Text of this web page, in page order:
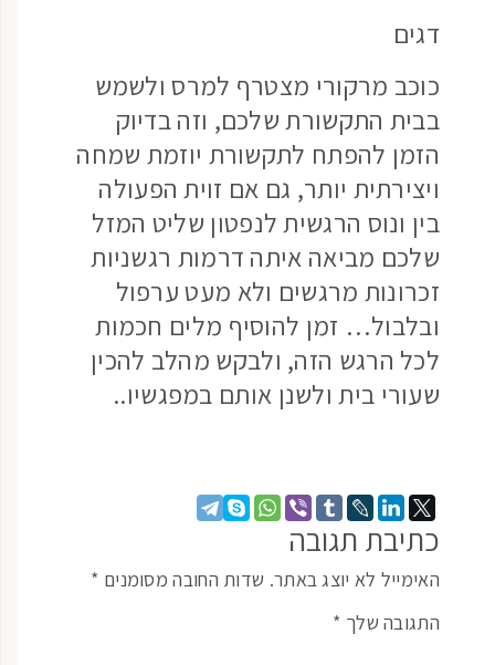
דגים
כוכב מרקורי מצטרף למרס ולשמש
בבית התקשורת שלכם, וזה בדיוק
הזמן להפתח לתקשורת יוזמת שמחה
ויצירתית יותר, גם אם זוית הפעולה
בין ונוס הרגשית לנפטון שליט המזל
שלכם מביאה איתה דרמות רגשניות
זכרונות מרגשים ולא מעט ערפול
ובלבול… זמן להוסיף מלים חכמות
לכל הרגש הזה, ולבקש מהלב להכין
שעורי בית ולשנן אותם במפגשיו..
כתיבת תגובה
האימייל לא יוצג באתר. שדות החובה מסומנים *
התגובה שלך *